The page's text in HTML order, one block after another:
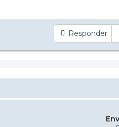
Responder